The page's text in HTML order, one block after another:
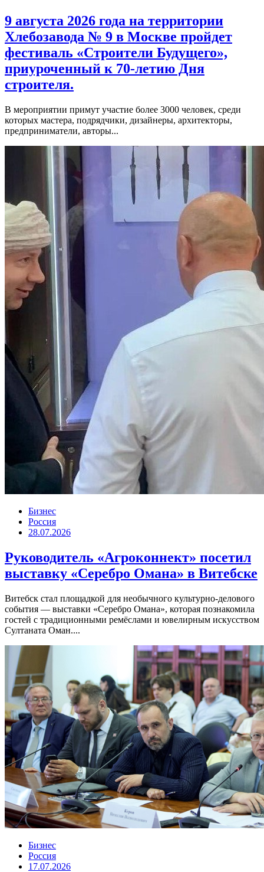
9 августа 2026 года на территории
Хлебозавода № 9 в Москве пройдет
фестиваль «Строители Будущего»,
приуроченный к 70-летию Дня
строителя.
В мероприятии примут участие более 3000 человек, среди
которых мастера, подрядчики, дизайнеры, архитекторы,
предприниматели, авторы...
Бизнес
Россия
28.07.2026
Руководитель «Агроконнект» посетил
выставку «Серебро Омана» в Витебске
Витебск стал площадкой для необычного культурно-делового
события — выставки «Серебро Омана», которая познакомила
гостей с традиционными ремёслами и ювелирным искусством
Султаната Оман....
Бизнес
Россия
17.07.2026